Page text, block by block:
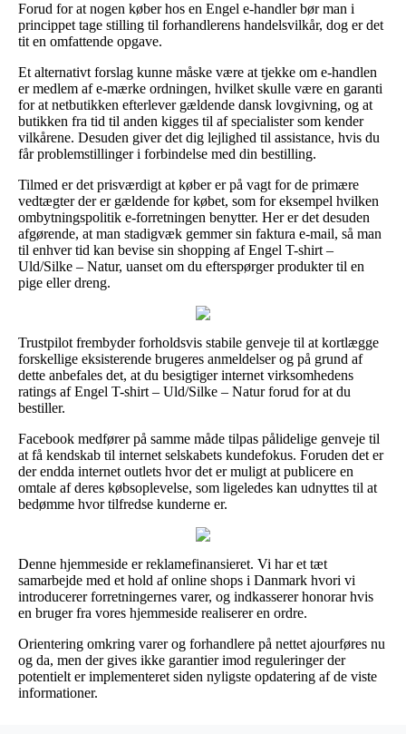
Forud for at nogen køber hos en Engel e-handler bør man i
princippet tage stilling til forhandlerens handelsvilkår, dog er det
tit en omfattende opgave.
Et alternativt forslag kunne måske være at tjekke om e-handlen
er medlem af e-mærke ordningen, hvilket skulle være en garanti
for at netbutikken efterlever gældende dansk lovgivning, og at
butikken fra tid til anden kigges til af specialister som kender
vilkårene. Desuden giver det dig lejlighed til assistance, hvis du
får problemstillinger i forbindelse med din bestilling.
Tilmed er det prisværdigt at køber er på vagt for de primære
vedtægter der er gældende for købet, som for eksempel hvilken
ombytningspolitik e-forretningen benytter. Her er det desuden
afgørende, at man stadigvæk gemmer sin faktura e-mail, så man
til enhver tid kan bevise sin shopping af Engel T-shirt –
Uld/Silke – Natur, uanset om du efterspørger produkter til en
pige eller dreng.
Trustpilot frembyder forholdsvis stabile genveje til at kortlægge
forskellige eksisterende brugeres anmeldelser og på grund af
dette anbefales det, at du besigtiger internet virksomhedens
ratings af Engel T-shirt – Uld/Silke – Natur forud for at du
bestiller.
Facebook medfører på samme måde tilpas pålidelige genveje til
at få kendskab til internet selskabets kundefokus. Foruden det er
der endda internet outlets hvor det er muligt at publicere en
omtale af deres købsoplevelse, som ligeledes kan udnyttes til at
bedømme hvor tilfredse kunderne er.
Denne hjemmeside er reklamefinansieret. Vi har et tæt
samarbejde med et hold af online shops i Danmark hvori vi
introducerer forretningernes varer, og indkasserer honorar hvis
en bruger fra vores hjemmeside realiserer en ordre.
Orientering omkring varer og forhandlere på nettet ajourføres nu
og da, men der gives ikke garantier imod reguleringer der
potentielt er implementeret siden nyligste opdatering af de viste
informationer.